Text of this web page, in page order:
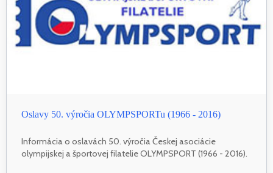
Oslavy 50. výročia OLYMPSPORTu (1966 - 2016)
Informácia o oslavách 50. výročia Českej asociácie
olympijskej a športovej filatelie OLYMPSPORT (1966 - 2016).